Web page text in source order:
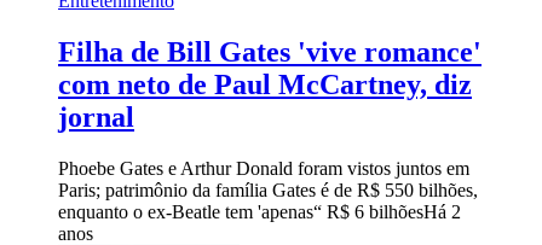
Filha de Bill Gates 'vive romance'
com neto de Paul McCartney, diz
jornal
Phoebe Gates e Arthur Donald foram vistos juntos em
Paris; patrimônio da família Gates é de R$ 550 bilhões,
enquanto o ex-Beatle tem 'apenas“ R$ 6 bilhõesHá 2
anos